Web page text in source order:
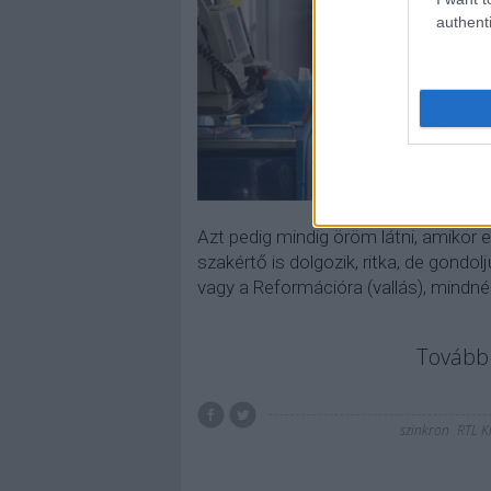
Azt pedig mindig öröm látni, amikor
szakértő is dolgozik, ritka, de
vagy a Reformációra (vallás),
szinkron RTL